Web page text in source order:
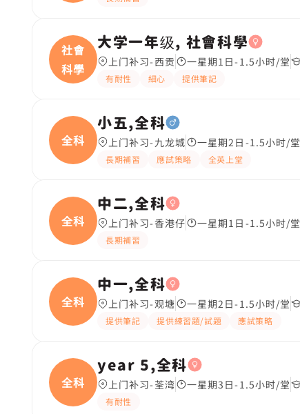
社會
科學
大学一年级, 社會科學
上门补习-西贡 一星期1日-1.5小时/堂
有耐性 細心 提供筆記
全科
小五,全科
上门补习-九龙城 一星期2日-1.5小时/堂
長期補習 應試策略 全英上堂
全科
中二,全科
上门补习-香港仔 一星期1日-1.5小时/堂
長期補習
全科
中一,全科
上门补习-观塘 一星期2日-1.5小时/堂
提供筆記 提供練習題/試題 應試策略
全科
year 5,全科
上门补习-荃湾 一星期3日-1.5小时/堂
有耐性